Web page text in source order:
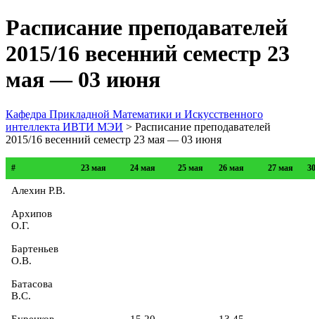
Расписание преподавателей
2015/16 весенний семестр 23
мая — 03 июня
Кафедра Прикладной Математики и Искусственного
интеллекта ИВТИ МЭИ > Расписание преподавателей
2015/16 весенний семестр 23 мая — 03 июня
# 23 мая 24 мая 25 мая 26 мая 27 мая
Алехин Р.В.
Архипов
О.Г.
Бартеньев
О.В.
Батасова
В.С.